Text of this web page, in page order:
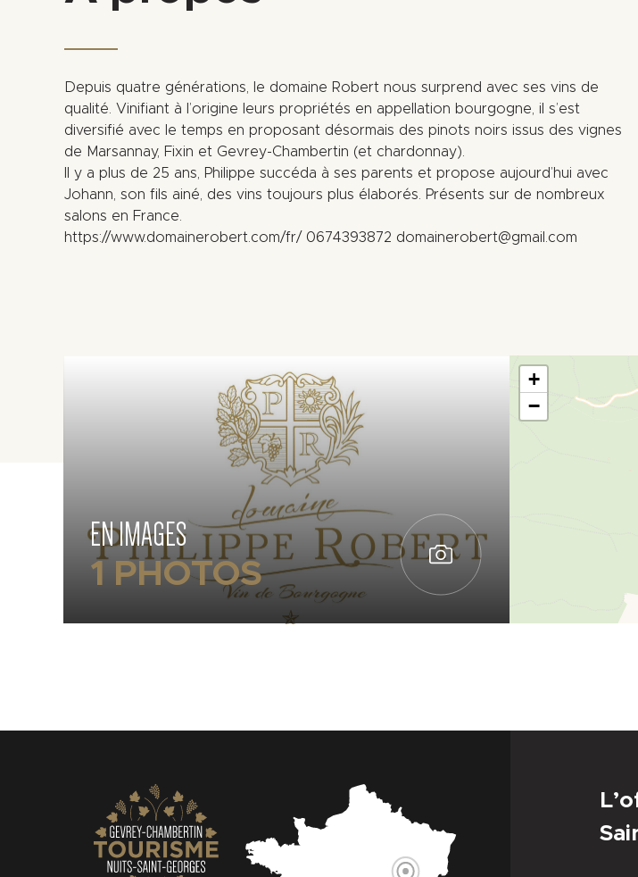
Depuis quatre générations, le domaine Robert nous surprend avec ses vins de
qualité. Vinifiant à l’origine leurs propriétés en appellation bourgogne, il s’est
diversifié avec le temps en proposant désormais des pinots noirs issus des vignes
de Marsannay, Fixin et Gevrey-Chambertin (et chardonnay).
Il y a plus de 25 ans, Philippe succéda à ses parents et propose aujourd’hui avec
Johann, son fils ainé, des vins toujours plus élaborés. Présents sur de nombreux
salons en France.
https://www.domainerobert.com/fr/ 0674393872 domainerobert@gmail.com
EN IMAGES
1 PHOTOS
+
−